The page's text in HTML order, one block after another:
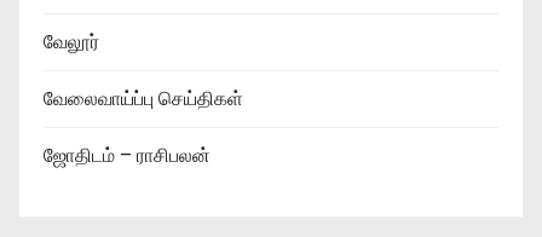
வேலூர்
வேலைவாய்ப்பு செய்திகள்
ஜோதிடம் – ராசிபலன்